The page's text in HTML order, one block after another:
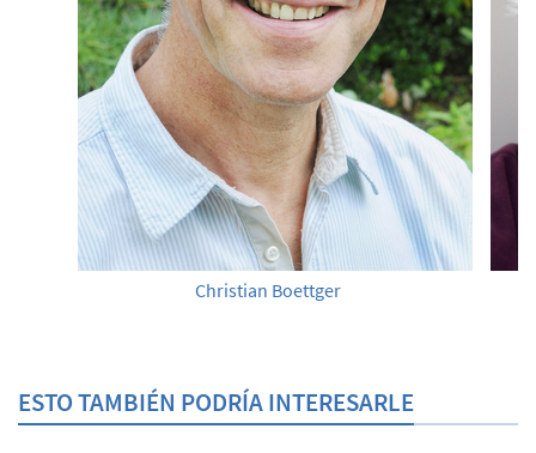
Christian Boettger
ESTO TAMBIÉN PODRÍA INTERESARLE